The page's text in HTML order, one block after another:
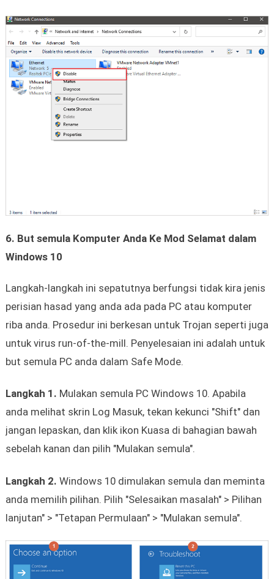
6. But semula Komputer Anda Ke Mod Selamat dalam
Windows 10
Langkah-langkah ini sepatutnya berfungsi tidak kira jenis
perisian hasad yang anda ada pada PC atau komputer
riba anda. Prosedur ini berkesan untuk Trojan seperti juga
untuk virus run-of-the-mill. Penyelesaian ini adalah untuk
but semula PC anda dalam Safe Mode.
Langkah 1. Mulakan semula PC Windows 10. Apabila
anda melihat skrin Log Masuk, tekan kekunci "Shift" dan
jangan lepaskan, dan klik ikon Kuasa di bahagian bawah
sebelah kanan dan pilih "Mulakan semula".
Langkah 2. Windows 10 dimulakan semula dan meminta
anda memilih pilihan. Pilih "Selesaikan masalah" > Pilihan
lanjutan" > "Tetapan Permulaan" > "Mulakan semula".